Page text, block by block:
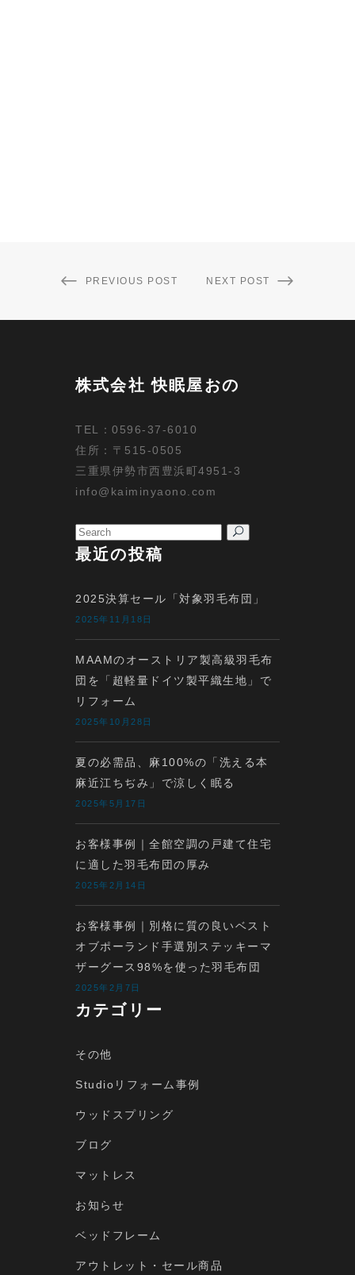
PREVIOUS POST NEXT POST
株式会社 快眠屋おの
TEL：0596-37-6010
住所：〒515-0505
三重県伊勢市西豊浜町4951-3
info@kaiminyaono.com
Search
for:
最近の投稿
2025決算セール「対象羽毛布団」
2025年11月18日
MAAMのオーストリア製高級羽毛布
団を「超軽量ドイツ製平織生地」で
リフォーム
2025年10月28日
夏の必需品、麻100%の「洗える本
麻近江ちぢみ」で涼しく眠る
2025年5月17日
お客様事例｜全館空調の戸建て住宅
に適した羽毛布団の厚み
2025年2月14日
お客様事例｜別格に質の良いベスト
オブポーランド手選別ステッキーマ
ザーグース98%を使った羽毛布団
2025年2月7日
カテゴリー
その他
Studioリフォーム事例
ウッドスプリング
ブログ
マットレス
お知らせ
ベッドフレーム
アウトレット・セール商品